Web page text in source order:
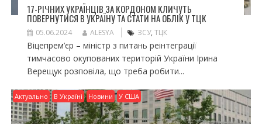
17-РІЧНИХ УКРАЇНЦІВ ЗА КОРДОНОМ КЛИЧУТЬ
ПОВЕРНУТИСЯ В УКРАЇНУ ТА СТАТИ НА ОБЛІК У ТЦК
05.06.2024 ALESYA ЗСУ, ТЦК
Віцепрем’єр – міністр з питань реінтеграції
тимчасово окупованих територій України Ірина
Верещук розповіла, що треба робити...
Актуально В Україні Новини У США